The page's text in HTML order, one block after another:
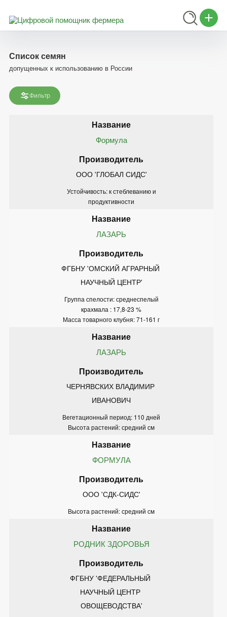
Список семян
допущенных к использованию в России
Фильтр
Формула
ООО 'ГЛОБАЛ СИДС'
Устойчивость: к стеблеванию и
продуктивности
ЛАЗАРЬ
ФГБНУ 'ОМСКИЙ АГРАРНЫЙ
НАУЧНЫЙ ЦЕНТР'
Группа спелости: среднеспелый
крахмала : 17,8-23 %
Масса товарного клубня: 71-161 г
ЛАЗАРЬ
ЧЕРНЯВСКИХ ВЛАДИМИР
ИВАНОВИЧ
Вегетационный период: 110 дней
Высота растений: средний см
ФОРМУЛА
ООО 'СДК-СИДС'
Высота растений: средний см
РОДНИК ЗДОРОВЬЯ
ФГБНУ 'ФЕДЕРАЛЬНЫЙ
НАУЧНЫЙ ЦЕНТР
ОВОЩЕВОДСТВА'